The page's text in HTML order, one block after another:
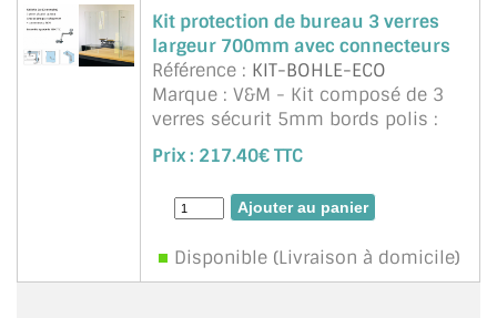
PLAN DU SITE
DÉCONNEXION
NOUS TROUVER - BUC 78
NOUS CONTACTER
Kit protection de bureau 3 verres
largeur 700mm avec connecteurs
Référence : KIT-BOHLE-ECO
Marque : V&M - Kit composé de 3
verres sécurit 5mm bords polis :
Central 700x580mm (ou
700x700mm si pas de passe
document voulu, Latéraux
700x400mm + 4 connecteurs Bohle.
Prix : 217.40€ TTC
Disponible (Livraison à domicile)